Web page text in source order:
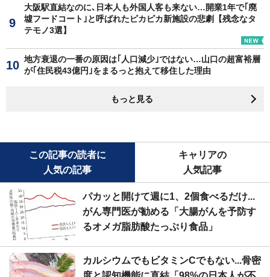
大阪駅直結なのに､日本人も外国人客も来ない…開業1年で｢廃
墟フードコート｣と呼ばれたピカピカ新施設の悲劇【残念なタ
テモノ3選】
地方衰退の一番の原因は｢人口減少｣ではない…山口の超富裕層
が｢住民税43億円｣をまるっと抱えて移住した理由
もっと見る
この記事の読者に
人気の記事
キャリアの
人気記事
パカッと開けて週に1、2個食べるだけ...
がん専門医が勧める「大腸がんを予防す
るオメガ脂肪酸たっぷり食品」
カルシウムでもビタミンCでもない...骨密